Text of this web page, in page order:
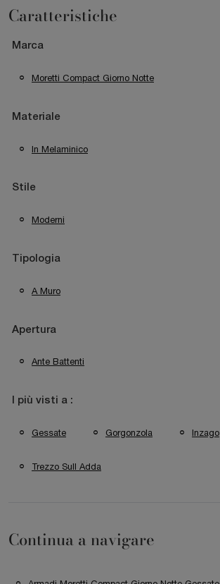
Caratteristiche
Marca
Moretti Compact Giorno Notte
Materiale
In Melaminico
Stile
Moderni
Tipologia
A Muro
Apertura
Ante Battenti
I più visti a :
Gessate Gorgonzola Inzago
Trezzo Sull Adda
Continua a navigare